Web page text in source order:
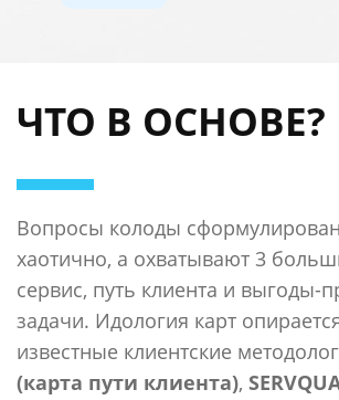
ЧТО В ОСНОВЕ?
Вопросы колоды
хаотично, а охватывают 3
сервис, путь клиента и выгоды-
задачи. Идология карт
известные клиентские
(карта пути клиента),